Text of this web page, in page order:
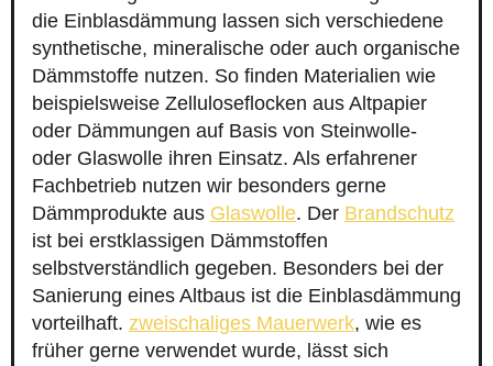
die Einblasdämmung lassen sich verschiedene
synthetische, mineralische oder auch organische
Dämmstoffe nutzen. So finden Materialien wie
beispielsweise Zelluloseflocken aus Altpapier
oder Dämmungen auf Basis von Steinwolle-
oder Glaswolle ihren Einsatz. Als erfahrener
Fachbetrieb nutzen wir besonders gerne
Dämmprodukte aus Glaswolle. Der Brandschutz
ist bei erstklassigen Dämmstoffen
selbstverständlich gegeben. Besonders bei der
Sanierung eines Altbaus ist die Einblasdämmung
vorteilhaft. zweischaliges Mauerwerk, wie es
früher gerne verwendet wurde, lässt sich